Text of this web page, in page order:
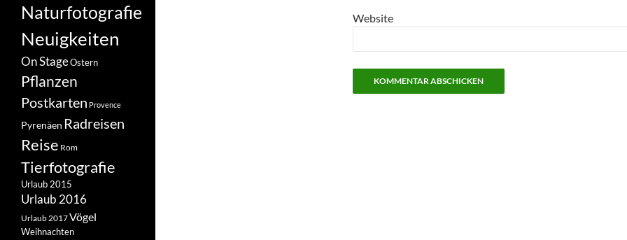
Website
Naturfotografie
Neuigkeiten
On StageOstern
Pflanzen
Postkarten Provence
Pyrenäen Radreisen
Reise Rom
Tierfotografie
Urlaub 2015
Urlaub 2016
Urlaub 2017Vögel
Weihnachten